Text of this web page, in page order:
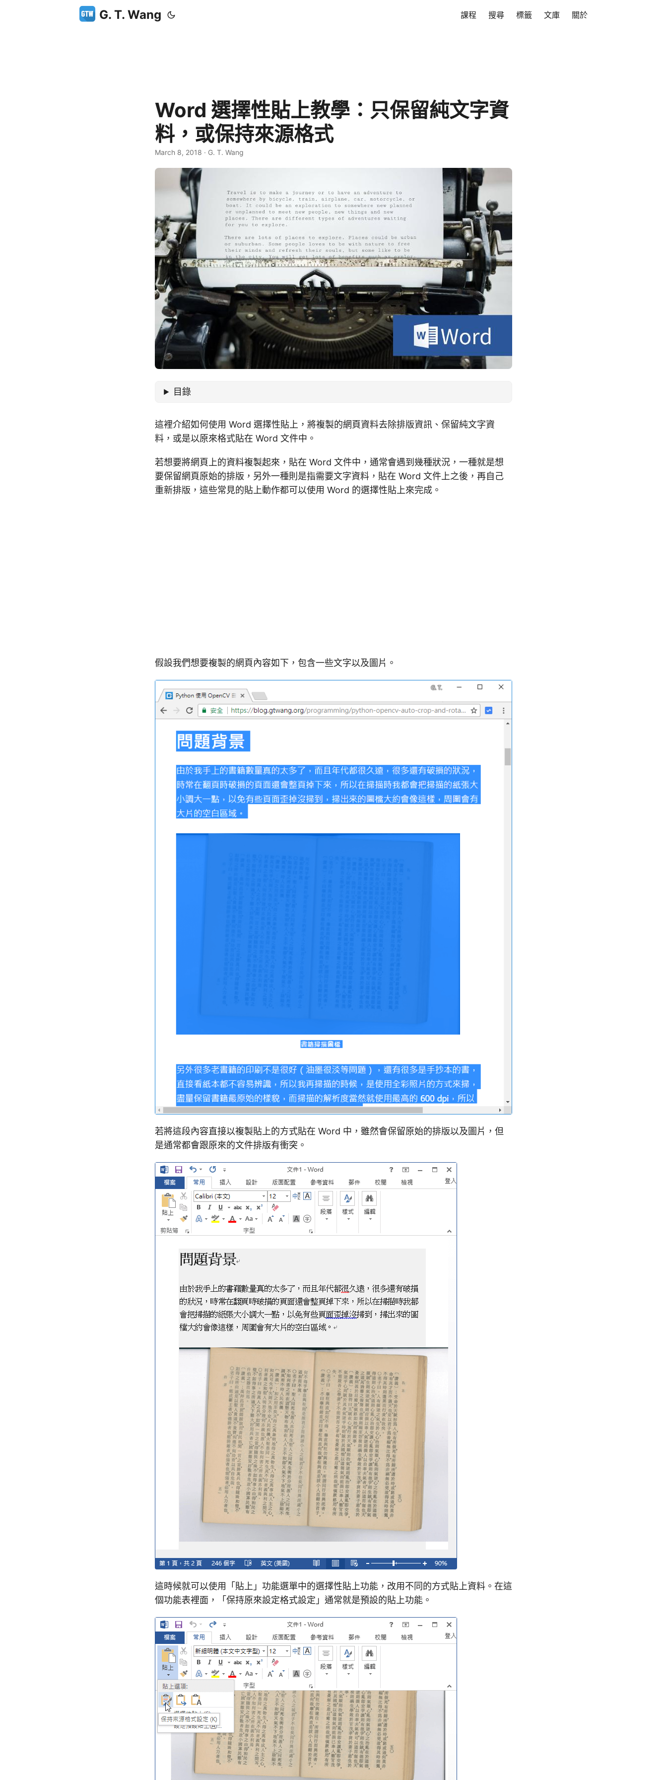
G. T. Wang 課程 搜尋 標籤 文庫 關於
Word 選擇性貼上教學：只保留純文字資
料，或保持來源格式
March 8, 2018 · G. T. Wang
目錄
這裡介紹如何使用 Word 選擇性貼上，將複製的網頁資料去除排版資訊、保留純文字資
料，或是以原來格式貼在 Word 文件中。
若想要將網頁上的資料複製起來，貼在 Word 文件中，通常會遇到幾種狀況，一種就是想
要保留網頁原始的排版，另外一種則是指需要文字資料，貼在 Word 文件上之後，再自己
重新排版，這些常見的貼上動作都可以使用 Word 的選擇性貼上來完成。
假設我們想要複製的網頁內容如下，包含一些文字以及圖片。
若將這段內容直接以複製貼上的方式貼在 Word 中，雖然會保留原始的排版以及圖片，但
是通常都會跟原來的文件排版有衝突。
這時候就可以使用「貼上」功能選單中的選擇性貼上功能，改用不同的方式貼上資料。在這
個功能表裡面，「保持原來設定格式設定」通常就是預設的貼上功能。